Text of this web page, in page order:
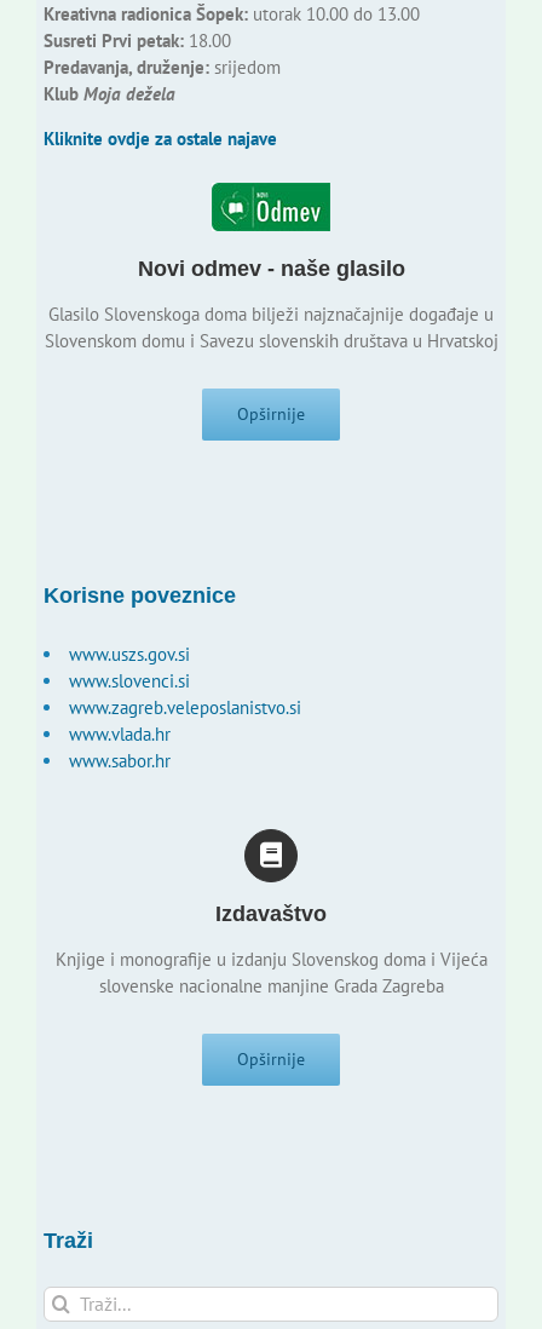
Kreativna radionica Šopek:utorak 10.00 do 13.00
Susreti Prvi petak:18.00
Predavanja, druženje:srijedom
Klub Moja dežela
Kliknite ovdje za ostale najave
Novi odmev - naše glasilo
Glasilo Slovenskoga doma bilježi najznačajnije događaje u
Slovenskom domu i Savezu slovenskih društava u Hrvatskoj
Opširnije
Korisne poveznice
www.uszs.gov.si
www.slovenci.si
www.zagreb.veleposlanistvo.si
www.vlada.hr
www.sabor.hr
Izdavaštvo
Knjige i monografije u izdanju Slovenskog doma i Vijeća
slovenske nacionalne manjine Grada Zagreba
Opširnije
Traži
Traži...